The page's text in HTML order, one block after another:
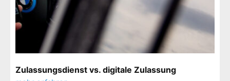
Zulassungsdienst vs. digitale Zulassung